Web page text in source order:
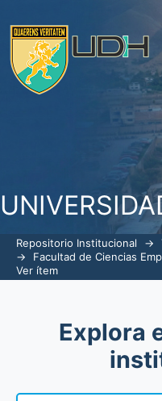
Control
municipalidad
Repositorio Institucional →
→
Facultad de Ciencias
Ver ítem
Explora